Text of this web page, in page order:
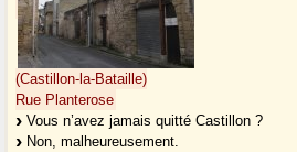
(Castillon-la-Bataille)
Rue Planterose
Vous n’avez jamais quitté Castillon ?
Non, malheureusement.